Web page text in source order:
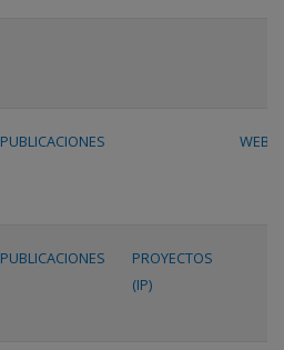
PUBLICACIONES WEB
PUBLICACIONES
PROYECTOS
(IP)